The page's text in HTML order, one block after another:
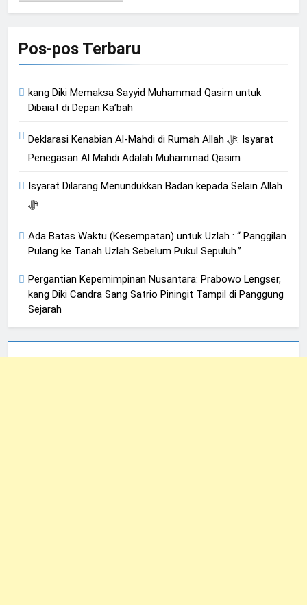
Pos-pos Terbaru
kang Diki Memaksa Sayyid Muhammad Qasim untuk
Dibaiat di Depan Ka’bah
Deklarasi Kenabian Al-Mahdi di Rumah Allah ﷻ: Isyarat
Penegasan Al Mahdi Adalah Muhammad Qasim
Isyarat Dilarang Menundukkan Badan kepada Selain Allah
ﷻ
Ada Batas Waktu (Kesempatan) untuk Uzlah : “ Panggilan
Pulang ke Tanah Uzlah Sebelum Pukul Sepuluh.”
Pergantian Kepemimpinan Nusantara: Prabowo Lengser,
kang Diki Candra Sang Satrio Piningit Tampil di Panggung
Sejarah